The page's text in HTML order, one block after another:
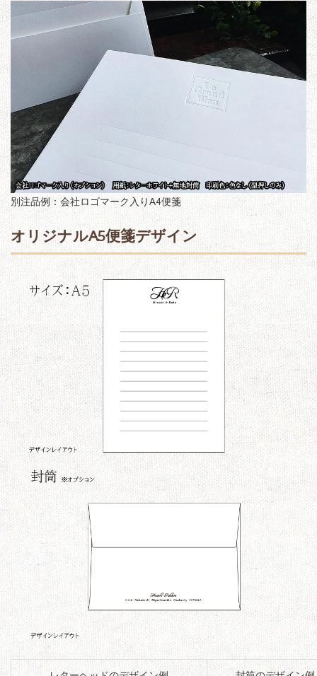
別注品例：会社ロゴマーク入りA4便箋
オリジナルA5便箋デザイン